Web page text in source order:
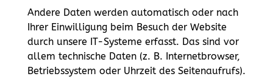
Andere Daten werden automatisch oder nach
Ihrer Einwilligung beim Besuch der Website
durch unsere IT-Systeme erfasst. Das sind vor
allem technische Daten (z. B. Internetbrowser,
Betriebssystem oder Uhrzeit des Seitenaufrufs).